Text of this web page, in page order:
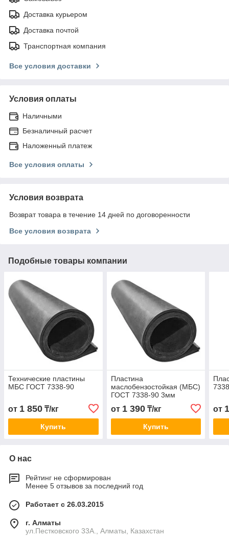
Доставка курьером
Доставка почтой
Транспортная компания
Все условия доставки
Условия оплаты
Наличными
Безналичный расчет
Наложенный платеж
Все условия оплаты
Условия возврата
Возврат товара в течение 14 дней по договоренности
Все условия возврата
Подобные товары компании
Технические пластины
МБС ГОСТ 7338-90
от 1 850 ₸/кг
Купить
Пластина
маслобензостойкая (МБС)
ГОСТ 7338-90 3мм
от 1 390₸/кг
Купить
от
О нас
Рейтинг не сформирован
Менее 5 отзывов за последний год
Работает с 26.03.2015
г. Алматы
ул.Пестковского 33А., Алматы, Казахстан